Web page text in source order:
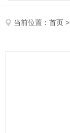
当前位置：首页 >